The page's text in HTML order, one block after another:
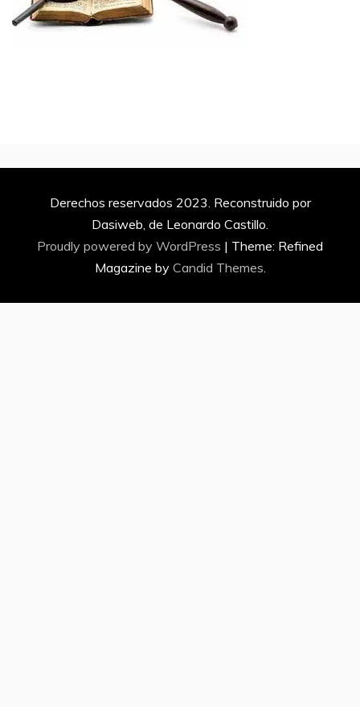
Derechos reservados 2023. Reconstruido por
Dasiweb, de Leonardo Castillo.
Proudly powered by WordPress | Theme: Refined
Magazine by Candid Themes.